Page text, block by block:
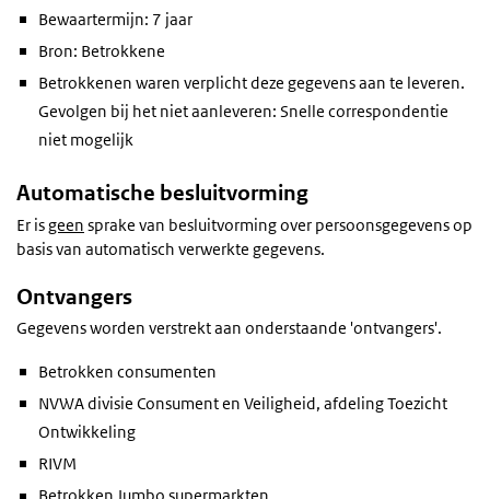
Bewaartermijn: 7 jaar
Bron: Betrokkene
Betrokkenen waren verplicht deze gegevens aan te leveren.
Gevolgen bij het niet aanleveren: Snelle correspondentie
niet mogelijk
Automatische besluitvorming
Er isgeen sprake van besluitvorming over persoonsgegevens op
basis van automatisch verwerkte gegevens.
Ontvangers
Gegevens worden verstrekt aan onderstaande 'ontvangers'.
Betrokken consumenten
NVWA divisie Consument en Veiligheid, afdeling Toezicht
Ontwikkeling
RIVM